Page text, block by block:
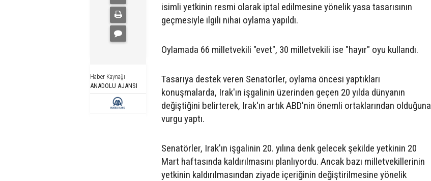
Haber Kaynağı
ANADOLU AJANSI
isimli yetkinin resmi olarak iptal edilmesine yönelik yasa tasarısının
geçmesiyle ilgili nihai oylama yapıldı.
Oylamada 66 milletvekili "evet", 30 milletvekili ise "hayır" oyu kullandı.
Tasarıya destek veren Senatörler, oylama öncesi yaptıkları
konuşmalarda, Irak'ın işgalinin üzerinden geçen 20 yılda dünyanın
değiştiğini belirterek, Irak'ın artık ABD'nin önemli ortaklarından olduğuna
vurgu yaptı.
Senatörler, Irak'ın işgalinin 20. yılına denk gelecek şekilde yetkinin 20
Mart haftasında kaldırılmasını planlıyordu. Ancak bazı milletvekillerinin
yetkinin kaldırılmasından ziyade içeriğinin değiştirilmesine yönelik